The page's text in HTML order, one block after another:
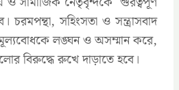
সহিংসতা ও সন্ত্রাসবাদ
মূল্যবোধকে লঙ্ঘন ও অসম্মান করে,
বিরুদ্ধে রুখে দাড়াতে হবে।